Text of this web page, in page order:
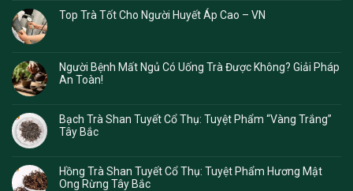
Top Trà Tốt Cho Người Huyết Áp Cao – VN
Người Bệnh Mất Ngủ Có Uống Trà Được Không? Giải Pháp
An Toàn!
Bạch Trà Shan Tuyết Cổ Thụ: Tuyệt Phẩm “Vàng Trắng”
Tây Bắc
Hồng Trà Shan Tuyết Cổ Thụ: Tuyệt Phẩm Hương Mật
Ong Rừng Tây Bắc